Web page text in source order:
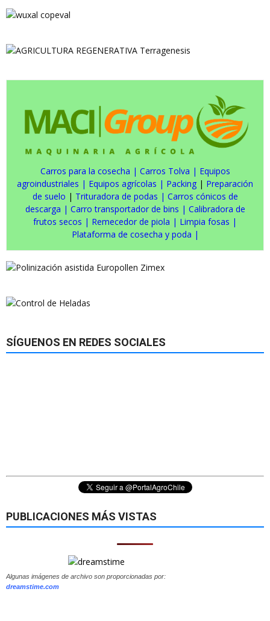
Carros para la cosecha | Carros Tolva | Equipos
agroindustriales | Equipos agrícolas | Packing | Preparación
de suelo | Trituradora de podas | Carros cónicos de
descarga | Carro transportador de bins | Calibradora de
frutos secos | Remecedor de piola | Limpia fosas |
Plataforma de cosecha y poda |
SÍGUENOS EN REDES SOCIALES
PUBLICACIONES MÁS VISTAS
Algunas imágenes de archivo son proporcionadas por:
dreamstime.com